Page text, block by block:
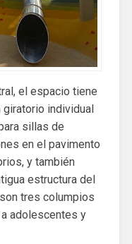
el espacio tiene
giratorio individual
sillas de
en el pavimento
y también
estructura del
tres columpios
adolescentes y